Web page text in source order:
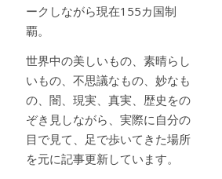
ークしながら現在155カ国制
覇。
世界中の美しいもの、素晴らし
いもの、不思議なもの、妙なも
の、闇、現実、真実、歴史をの
ぞき見しながら、実際に自分の
目で見て、足で歩いてきた場所
を元に記事更新しています。